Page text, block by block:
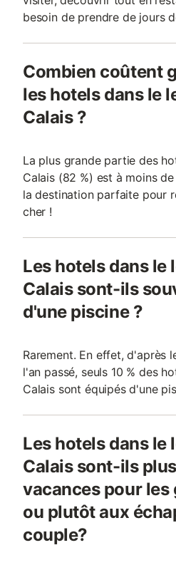
besoin de prendre de jours
Combien coûtent
les hotels dans le
Calais ?
La plus grande partie des
Calais (82 %) est à moins
la destination parfaite pour
cher !
Les hotels dans le
Calais sont-ils
d'une piscine ?
Rarement. En effet, d'après
l'an passé, seuls 10 % des
Calais sont équipés d'une
Les hotels dans le
Calais sont-ils
vacances pour les
ou plutôt aux
couple?